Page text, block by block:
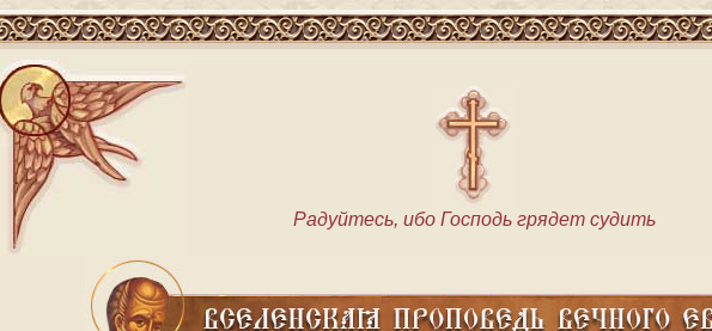
Радуйтесь, ибо Господь грядет судить